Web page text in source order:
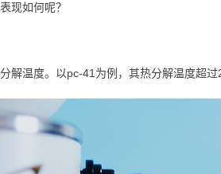
现如何呢？
解温度。以pc-41为例，其热分解温度超